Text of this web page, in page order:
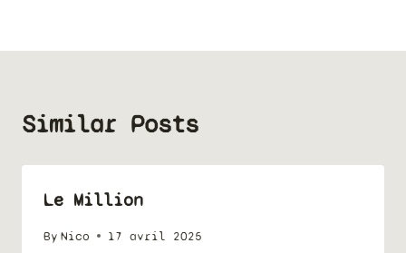
Similar Posts
Le Million
By Nico 17 avril 2025